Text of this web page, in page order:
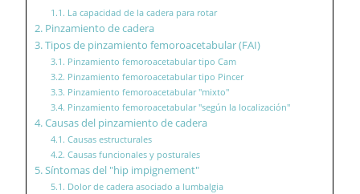
La capacidad de la cadera para rotar
Pinzamiento de cadera
Tipos de pinzamiento femoroacetabular (FAI)
Pinzamiento femoroacetabular tipo Cam
Pinzamiento femoroacetabular tipo Pincer
Pinzamiento femoroacetabular "mixto"
Pinzamiento femoroacetabular "según la localización"
Causas del pinzamiento de cadera
Causas estructurales
Causas funcionales y posturales
Síntomas del "hip impignement"
Dolor de cadera asociado a lumbalgia